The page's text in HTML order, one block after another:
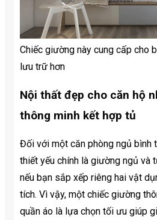
Chiếc giường này cung cấp cho
lưu trữ hơn
Nội thất đẹp cho căn hộ
thông minh kết hợp tủ
Đối với một căn phòng ngủ bình
thiết yếu chính là giường ngủ và
nếu bạn sắp xếp riêng hai vật
tích. Vì vậy, một chiếc giường
quần áo là lựa chọn tối ưu giúp